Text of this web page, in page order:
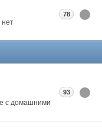
нет
78
с домашними
93